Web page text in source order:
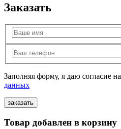
Заказать
Заполняя форму, я даю согласие на
данных
Товар добавлен в корзину